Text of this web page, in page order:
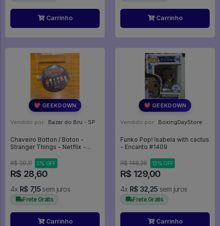
Carrinho Carrinho
💖 GEEKDOWN
Vendido por: Bazar do Bru - SP
Chaveiro Botton / Boton -
Stranger Things - Netflix -
R$ 30,11
5% OFF
R$ 28,60
4x R$ 7,15 sem juros
Frete Grátis
Carrinho
💖 GEEKDOWN
Vendido por: BoxingDayStore - GO
Funko Pop! Isabela with cactus
- Encanto #1409
R$ 148,28 13% OFF
R$ 129,00
4x R$ 32,25 sem juros
Frete Grátis
Carrinho